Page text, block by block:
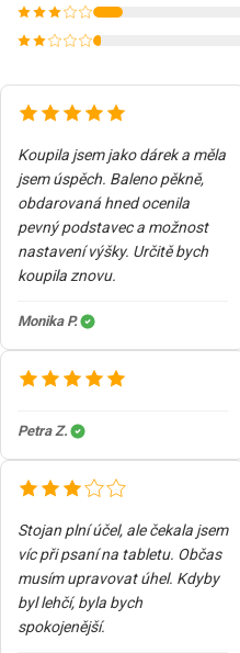
Koupila jsem jako dárek a měla
jsem úspěch. Baleno pěkně,
obdarovaná hned ocenila
pevný podstavec a možnost
nastavení výšky. Určitě bych
koupila znovu.
Monika P.
Petra Z.
Stojan plní účel, ale čekala jsem
víc při psaní na tabletu. Občas
musím upravovat úhel. Kdyby
byl lehčí, byla bych
spokojenější.